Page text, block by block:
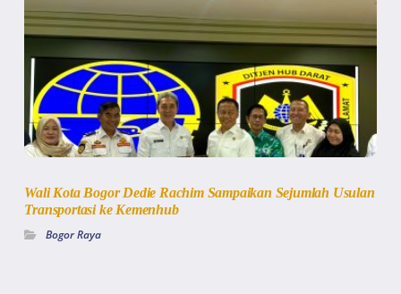
Wali Kota Bogor Dedie Rachim Sampaikan Sejumlah Usulan
Transportasi ke Kemenhub
Bogor Raya